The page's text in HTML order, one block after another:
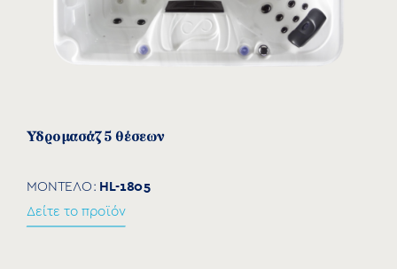
Υδρομασάζ 5 θέσεων
ΜΟΝΤΕΛΟ: HL-1805
Δείτε το προϊόν